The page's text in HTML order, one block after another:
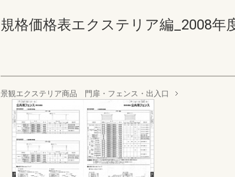
規格価格表エクステリア編_2008年
景観エクステリア商品 門扉・フェンス・出入口